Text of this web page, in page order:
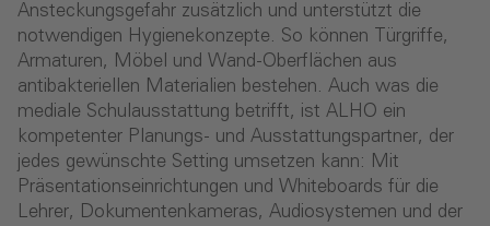
Ansteckungsgefahr zusätzlich und unterstützt die
notwendigen Hygienekonzepte. So können Türgriffe,
Armaturen, Möbel und Wand-Oberflächen aus
antibakteriellen Materialien bestehen. Auch was die
mediale Schulausstattung betrifft, ist ALHO ein
kompetenter Planungs- und Ausstattungspartner, der
jedes gewünschte Setting umsetzen kann: Mit
Präsentationseinrichtungen und Whiteboards für die
Lehrer, Dokumentenkameras, Audiosystemen und der